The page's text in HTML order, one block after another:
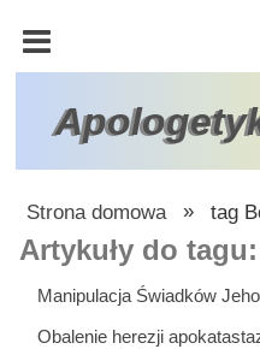
KOŚCIÓŁ
KATOLICKI
TRÓJCA
ŚWIĘTA
ATEIZM
ŚWIADKOWIE
JEHOWY
Strona domowa » tag
Artykuły do
Manipulacja Świadków
Obalenie herezji